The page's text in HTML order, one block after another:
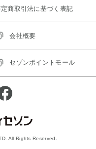
商取引法に基づく表記
会社概要
セゾンポイントモール
All Rights Reserved.